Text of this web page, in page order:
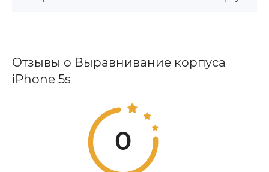
Отзывы о Выравнивание корпуса
iPhone 5s
0